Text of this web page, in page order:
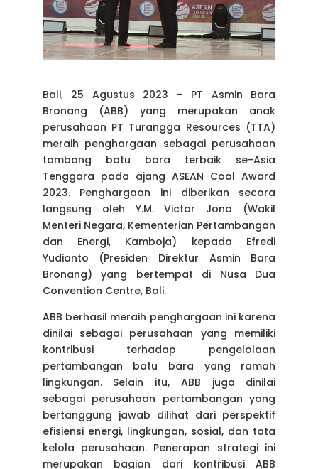
Bali, 25 Agustus 2023 – PT Asmin Bara
Bronang (ABB) yang merupakan anak
perusahaan PT Turangga Resources (TTA)
meraih penghargaan sebagai perusahaan
tambang batu bara terbaik se-Asia
Tenggara pada ajang ASEAN Coal Award
2023. Penghargaan ini diberikan secara
langsung oleh Y.M. Victor Jona (Wakil
Menteri Negara, Kementerian Pertambangan
dan Energi, Kamboja) kepada Efredi
Yudianto (Presiden Direktur Asmin Bara
Bronang) yang bertempat di Nusa Dua
Convention Centre, Bali.
ABB berhasil meraih penghargaan ini karena
dinilai sebagai perusahaan yang memiliki
kontribusi terhadap pengelolaan
pertambangan batu bara yang ramah
lingkungan. Selain itu, ABB juga dinilai
sebagai perusahaan pertambangan yang
bertanggung jawab dilihat dari perspektif
efisiensi energi, lingkungan, sosial, dan tata
kelola perusahaan. Penerapan strategi ini
merupakan bagian dari kontribusi ABB